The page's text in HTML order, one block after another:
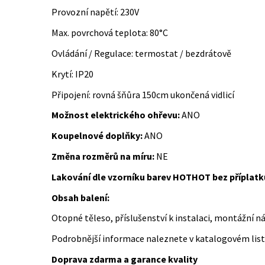
Provozní napětí: 230V
Max. povrchová teplota: 80°C
Ovládání / Regulace: termostat / bezdrátově
Krytí: IP20
Připojení: rovná šňůra 150cm ukončená vidlicí
Možnost elektrického ohřevu:ANO
Koupelnové doplňky:ANO
Změna rozměrů na míru: NE
Lakování dle vzorníku barev HOTHOT bez
Obsah balení:
Otopné těleso, příslušenství k instalaci, montážní
Podrobnější informace naleznete v katalogovém
Doprava zdarma a garance kvality